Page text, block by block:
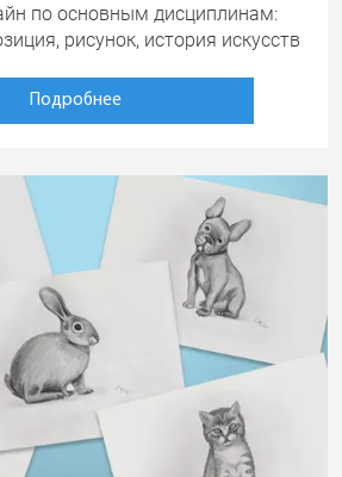
по основным дисциплинам:
рисунок, история искусств
Подробнее